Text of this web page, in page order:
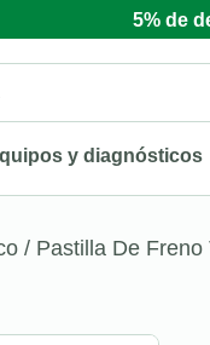
5% de
y diagnósticos
/ Pastilla De Freno